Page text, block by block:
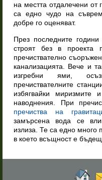
на местта отдалечени от
са едно чудо на
добре го оценяват.
През последните
строят без в проекта
пречиствателно
канализацията. Вече и
изгребни ями,
пречиствателните
избягвайки миризмите
наводнения. При
пречиства на
замърсена вода се
излиза. Те са едно много
в което всъщност е